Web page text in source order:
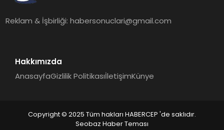
Reklam & İşbirliği:habersonuclari@gmail.com
Hakkımızda
AnasayfaGizlilik PolitikasıİletişimKünye
Copyright © 2025 Tüm hakları HABERCEP 'de saklıdır.
Seobaz Haber Teması